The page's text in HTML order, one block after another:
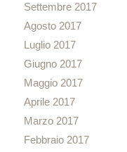
Settembre 2017
Agosto 2017
Luglio 2017
Giugno 2017
Maggio 2017
Aprile 2017
Marzo 2017
Febbraio 2017